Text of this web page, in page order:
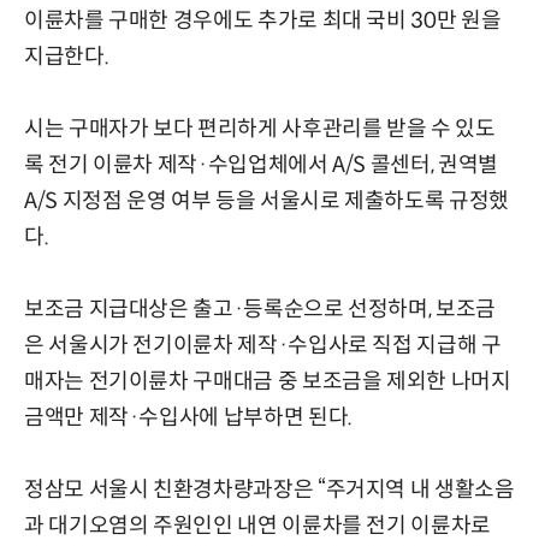
이륜차를 구매한 경우에도 추가로 최대 국비 30만 원을
지급한다.
시는 구매자가 보다 편리하게 사후관리를 받을 수 있도
록 전기 이륜차 제작·수입업체에서 A/S 콜센터, 권역별
A/S 지정점 운영 여부 등을 서울시로 제출하도록 규정했
다.
보조금 지급대상은 출고·등록순으로 선정하며, 보조금
은 서울시가 전기이륜차 제작·수입사로 직접 지급해 구
매자는 전기이륜차 구매대금 중 보조금을 제외한 나머지
금액만 제작·수입사에 납부하면 된다.
정삼모 서울시 친환경차량과장은 “주거지역 내 생활소음
과 대기오염의 주원인인 내연 이륜차를 전기 이륜차로